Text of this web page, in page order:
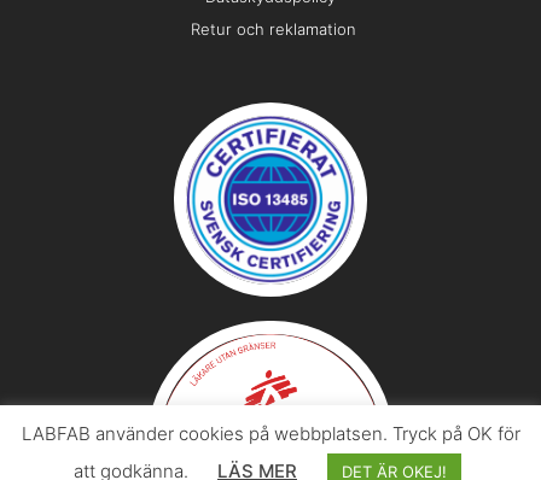
Retur och reklamation
LABFAB använder cookies på webbplatsen. Tryck på OK för
att godkänna.
LÄS MER DET ÄR OKEJ!